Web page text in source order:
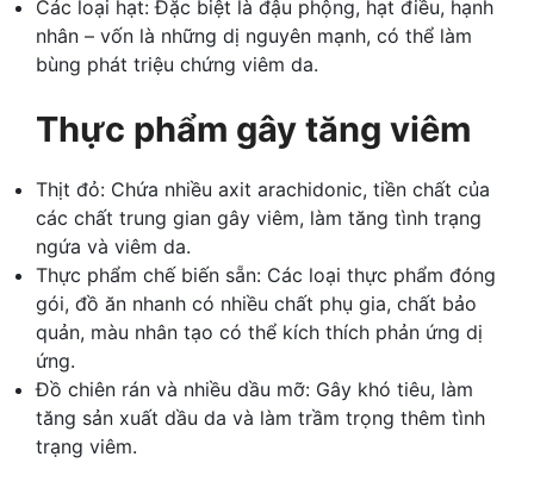
Các loại hạt: Đặc biệt là đậu phộng, hạt điều, hạnh
nhân – vốn là những dị nguyên mạnh, có thể làm
bùng phát triệu chứng viêm da.
Thực phẩm gây tăng viêm
Thịt đỏ: Chứa nhiều axit arachidonic, tiền chất của
các chất trung gian gây viêm, làm tăng tình trạng
ngứa và viêm da.
Thực phẩm chế biến sẵn: Các loại thực phẩm đóng
gói, đồ ăn nhanh có nhiều chất phụ gia, chất bảo
quản, màu nhân tạo có thể kích thích phản ứng dị
ứng.
Đồ chiên rán và nhiều dầu mỡ: Gây khó tiêu, làm
tăng sản xuất dầu da và làm trầm trọng thêm tình
trạng viêm.